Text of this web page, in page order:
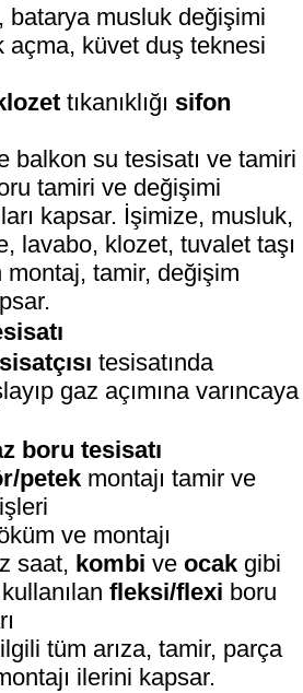
batarya musluk değişimi
açma, küvet duş teknesi
tıkanıklığı sifon
balkon su tesisatı ve tamiri
tamiri ve değişimi
kapsar. İşimize, musluk,
lavabo, klozet, tuvalet taşı
montaj, tamir, değişim
tesisatında
gaz açımına varıncaya
boru tesisatı
petek montajı tamir ve
ve montajı
saat, kombi veocak gibi
fleksi/flexi boru
tüm arıza, tamir, parça
ilerini kapsar.